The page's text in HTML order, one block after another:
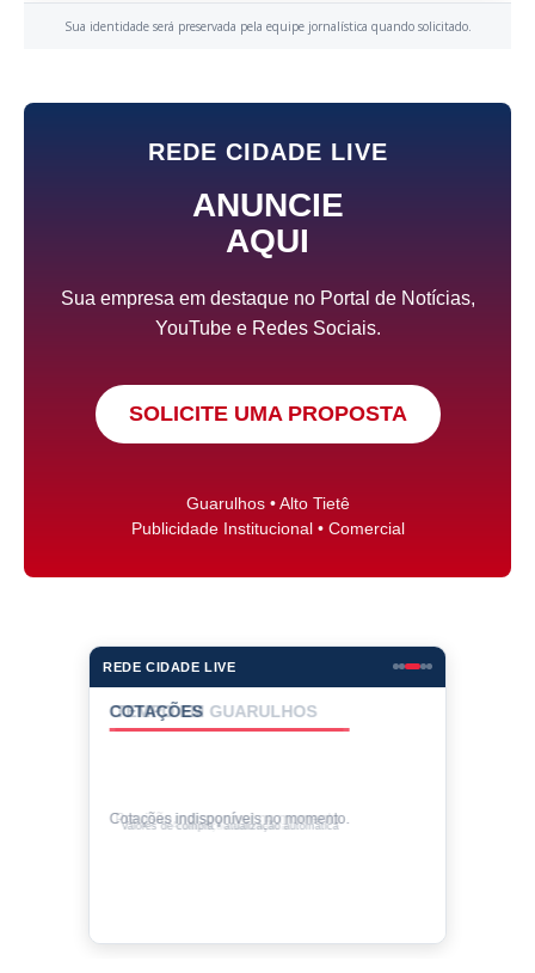
Sua identidade será preservada pela equipe jornalística quando solicitado.
REDE CIDADE LIVE
ANUNCIE
AQUI
Sua empresa em destaque no Portal de Notícias,
YouTube e Redes Sociais.
SOLICITE UMA PROPOSTA
Guarulhos • Alto Tietê
Publicidade Institucional • Comercial
REDE CIDADE LIVE
COTAÇÕES
Cotações indisponíveis no momento.
Valores de compra • atualização automática